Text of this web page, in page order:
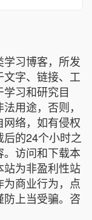
习博客，所发
字、链接、工
习和研究目
用途，否则，
络，如有侵权
的24个小时之
访问和下载本
为非盈利性站
商业行为，点
上当受骗。咨